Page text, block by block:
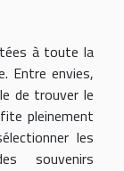
à toute la
Entre envies,
de trouver le
pleinement
les
souvenirs